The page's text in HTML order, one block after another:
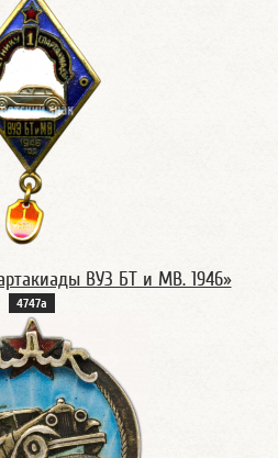
ВУЗ БТ и МВ. 1946»
4747а